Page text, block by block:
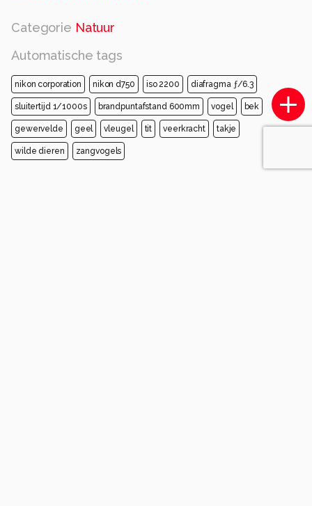
Categorie Natuur
Automatische tags
nikon corporation nikon d750 iso 2200 diafragma ƒ/6.3
sluitertijd 1/1000s brandpuntafstand 600mm vogel bek
gewervelde geel vleugel tit veerkracht takje
wilde dieren zangvogels